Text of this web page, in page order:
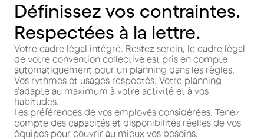
Définissez vos contraintes.
Respectées à la lettre.
Votre cadre légal intégré. Restez serein, le cadre légal
de votre convention collective est pris en compte
automatiquement pour un planning dans les règles.
Vos rythmes et usages respectés. Votre planning
s’adapte au maximum à votre activité et à vos
habitudes.
Les préférences de vos employés considérées. Tenez
compte des capacités et disponibilités réelles de vos
équipes pour couvrir au mieux vos besoins.